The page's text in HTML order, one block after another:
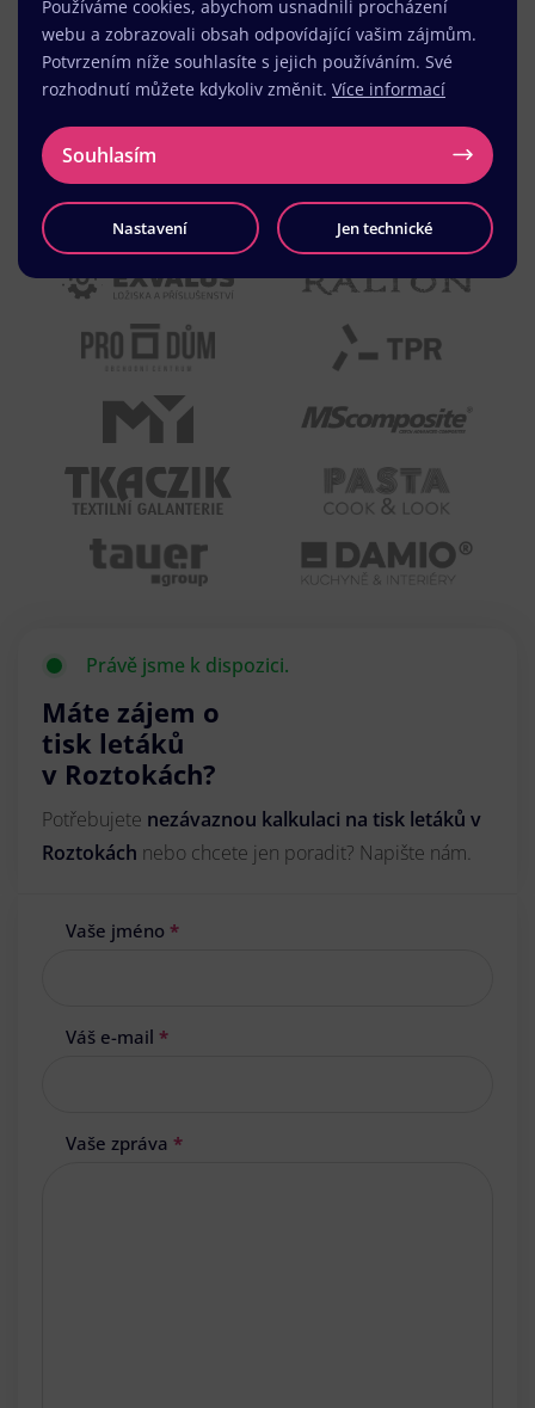
Právě jsme k dispozici.
Máte zájem o
tisk letáků
v Roztokách?
Potřebujete nezávaznou kalkulaci na tisk letáků v
Roztokách nebo chcete jen poradit? Napište nám.
Vaše jméno *
Váš e-mail *
Vaše zpráva *
Používáme cookies, abychom usnadnili procházení
webu a zobrazovali obsah odpovídající vašim zájmům.
Potvrzením níže souhlasíte s jejich používáním. Své
rozhodnutí můžete kdykoliv změnit. Více informací
Souhlasím
Nastavení Jen technické